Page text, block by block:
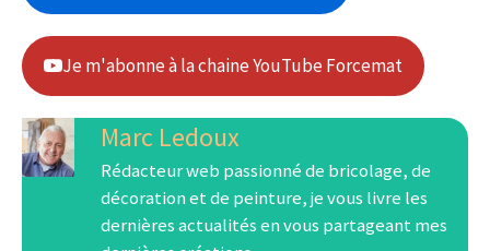
Je m'abonne à la chaine YouTube Forcemat
Marc Ledoux
Rédacteur web passionné de bricolage, de
décoration et de peinture, je vous livre les
dernières actualités en vous partageant mes